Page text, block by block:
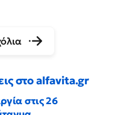
στο alfavita.gr
στις 26